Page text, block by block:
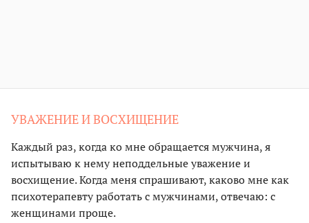
УВАЖЕНИЕ И ВОСХИЩЕНИЕ
Каждый раз, когда ко мне обращается мужчина, я
испытываю к нему неподдельные уважение и
восхищение. Когда меня спрашивают, каково мне как
психотерапевту работать с мужчинами, отвечаю: с
женщинами проще.